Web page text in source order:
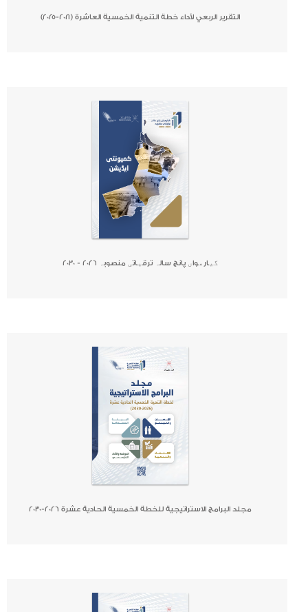
التقرير الربعي لأداء خطة التنمية الخمسية العاشرة (٢٠٢١-٢٠٢٥)
كتاب جريدة
گیارھواں پانچ سالہ ترقیاتی منصوبہ 2026 - 2030
كتاب
مجلد البرامج الاستراتيجية للخطة الخمسية الحادية عشرة 2026-2030
كتاب